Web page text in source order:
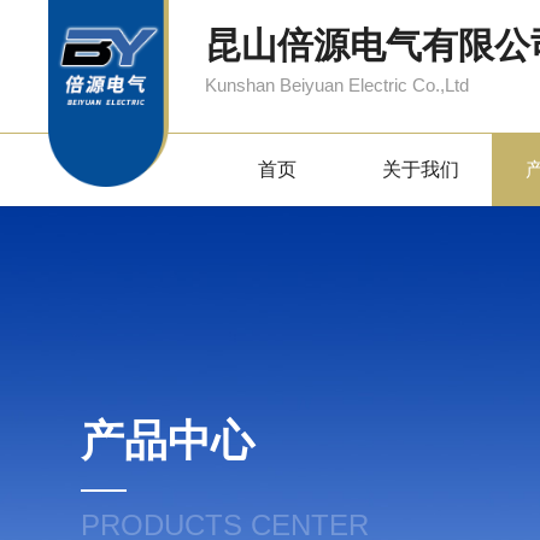
昆山倍源电气有限公
Kunshan Beiyuan Electric Co.,Ltd
首页 关于我们
产品中心
PRODUCTS CENTER